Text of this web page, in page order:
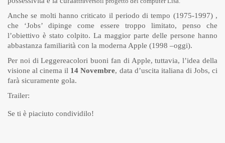
Anche se molti hanno criticato il periodo di tempo (1975-1997) ,
che ‘Jobs’ dipinge come essere troppo limitato, penso che
l’obiettivo è stato colpito. La maggior parte delle persone hanno
abbastanza familiarità con la moderna Apple (1998 –oggi).
Per noi di Leggereacolori buoni fan di Apple, tuttavia, l’idea della
visione al cinema il 14 Novembre, data d’uscita italiana di Jobs, ci
farà sicuramente gola.
Trailer:
Se ti è piaciuto condividilo!